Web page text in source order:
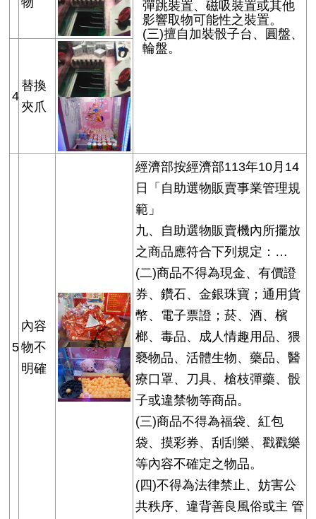
彈跳裝置、磁吸裝置或其他
影響取物可能性之裝置。
(三)擅自加裝骰子台、圓盤、
輪盤。
4
替換
夾爪
5
內容
物不
明確
經濟部按經濟部113年10月14
日「自助選物販賣事業管理規
範」
九、自助選物販賣機內所擺放
之商品應符合下列規定：…
(二)商品不得為現金、有價證
券、鑽石、金銀珠寶；通用貨
幣、電子票證；菸、酒、檳
榔、毒品、成人情趣用品、猥
褻物品、活體生物、藥品、醫
療口罩、刀具、槍枝彈藥、骰
子或違禁物等商品。
(三)商品不得為福袋、紅包
袋、摸彩券、刮刮樂、戳戳樂
等內容不確定之物品。
(四)不得為法律禁止、妨害公
共秩序、違背善良風俗或主 管